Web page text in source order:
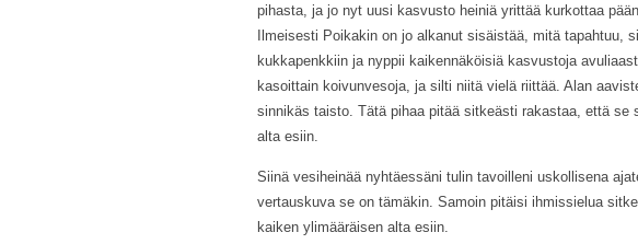
pihasta, ja jo nyt uusi kasvusto heiniä yrittää kurkottaa
Ilmeisesti Poikakin on jo alkanut sisäistää, mitä tapahtuu,
kukkapenkkiin ja nyppii kaikennäköisiä kasvustoja
kasoittain koivunvesoja, ja silti niitä vielä riittää. Alan
sinnikäs taisto. Tätä pihaa pitää sitkeästi rakastaa, että se
alta esiin.
Siinä vesiheinää nyhtäessäni tulin tavoilleni uskollisena
vertauskuva se on tämäkin. Samoin pitäisi ihmissielua
kaiken ylimääräisen alta esiin.